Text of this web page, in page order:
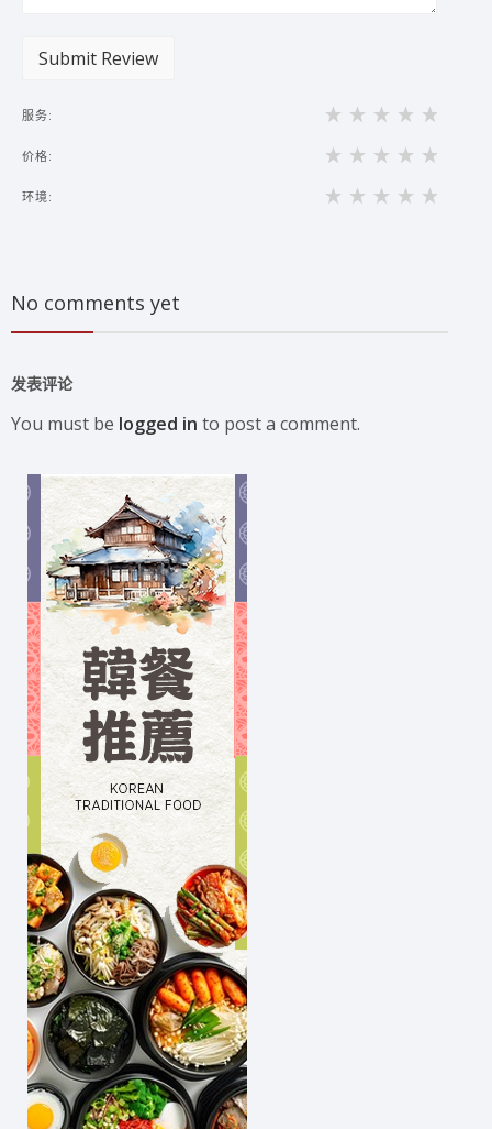
Submit Review
服务:
价格:
环境:
No comments yet
发表评论
You must be logged in to post a comment.